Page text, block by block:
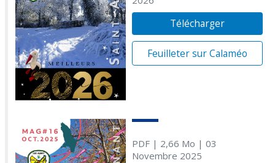
Télécharger
Feuilleter sur Calaméo
PDF| 2,66 Mo | 03
Novembre 2025